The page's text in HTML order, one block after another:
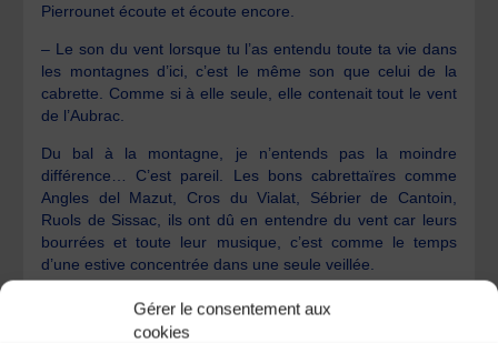
Gérer le consentement aux
cookies
Pierrounet écoute et écoute encore.
– Le son du vent lorsque tu l’as entendu toute ta vie dans
les montagnes d’ici, c’est le même son que celui de la
cabrette. Comme si à elle seule, elle contenait tout le vent
de l’Aubrac.
Du bal à la montagne, je n’entends pas la moindre
différence… C’est pareil. Les bons cabrettaïres comme
Angles del Mazut, Cros du Vialat, Sébrier de Cantoin,
Ruols de Sissac, ils ont dû en entendre du vent car leurs
bourrées et toute leur musique, c’est comme le temps
d’une estive concentrée dans une seule veillée.
Ce son va tellement à l’intérieur de moi que je suis sûr
qu’avec le temps, même sans le vent, je l’entendrai, je